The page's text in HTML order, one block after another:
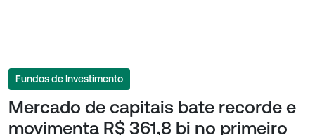
Fundos de Investimento
Mercado de capitais bate recorde e
movimenta R$ 361,8 bi no primeiro